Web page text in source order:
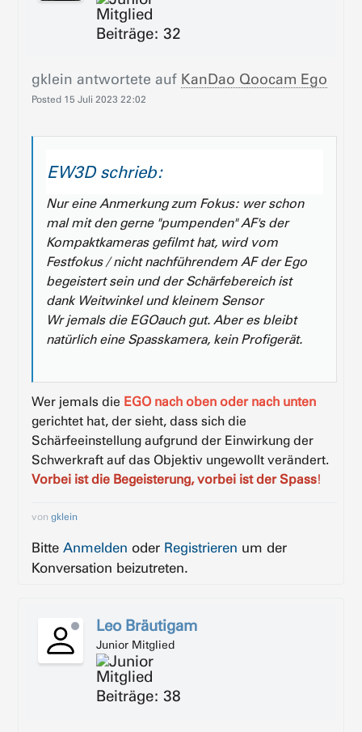
Beiträge: 32
gklein antwortete auf KanDao Qoocam Ego
Posted 15 Juli 2023 22:02
EW3D schrieb:
Nur eine Anmerkung zum Fokus: wer schon
mal mit den gerne "pumpenden" AF's der
Kompaktkameras gefilmt hat, wird vom
Festfokus / nicht nachführendem AF der Ego
begeistert sein und der Schärfebereich ist
dank Weitwinkel und kleinem Sensor
Wr jemals die EGOauch gut. Aber es bleibt
natürlich eine Spasskamera, kein Profigerät.
Wer jemals die EGO nach oben oder nach unten
gerichtet hat, der sieht, dass sich die
Schärfeeinstellung aufgrund der Einwirkung der
Schwerkraft auf das Objektiv ungewollt verändert.
Vorbei ist die Begeisterung, vorbei ist der Spass!
vongklein
BitteAnmelden oder Registrieren um der
Konversation beizutreten.
Leo Bräutigam
Junior Mitglied
Beiträge: 38